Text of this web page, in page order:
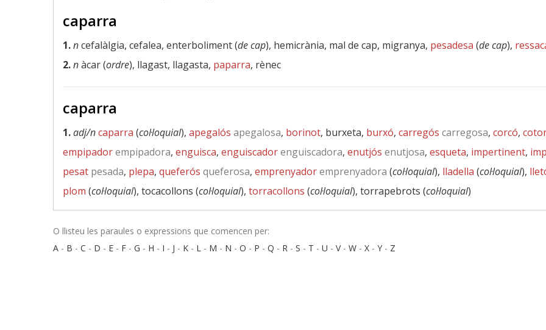
caparra
1.ncefalàlgia, cefalea, enterboliment (de cap), hemicrània, mal de cap, migranya, pesadesa (de cap),
2.nàcar (ordre), llagast, llagasta, paparra, rènec
caparra
1.adj/ncaparra (col·loquial), apegalós apegalosa, borinot, burxeta, burxó, carregós carregosa, corcó,
empipadorempipadora, enguisca, enguiscadorenguiscadora, enutjós enutjosa, esqueta, impertinent,
pesat pesada, plepa, queferós queferosa, emprenyadoremprenyadora (col·loquial), lladella (col·loquial),
plom (col·loquial), tocacollons (col·loquial), torracollons (col·loquial), torrapebrots (col·loquial)
O llisteu les paraules o expressions que comencen per:
A - B - C - D - E - F - G - H - I - J - K - L - M - N - O - P - Q - R - S - T - U - V- W - X - Y - Z